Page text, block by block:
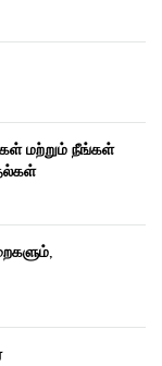
மற்றும் நீங்கள்